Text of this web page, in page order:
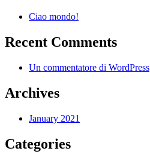
Ciao mondo!
Recent Comments
Un commentatore di WordPress
Archives
January 2021
Categories